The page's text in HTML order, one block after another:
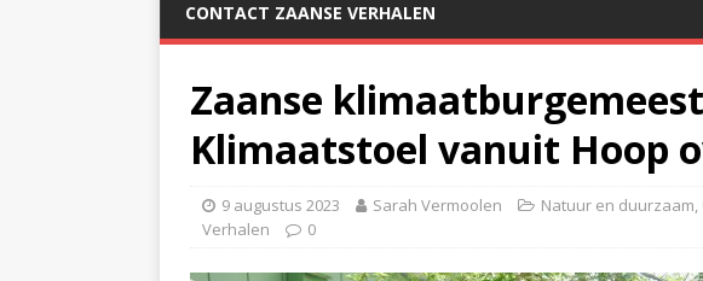
CONTACT ZAANSE VERHALEN
Zaanse
Klimaatstoel vanuit Hoop
9 augustus 2023 Sarah Vermoolen Natuur en duurzaam,
Verhalen
0